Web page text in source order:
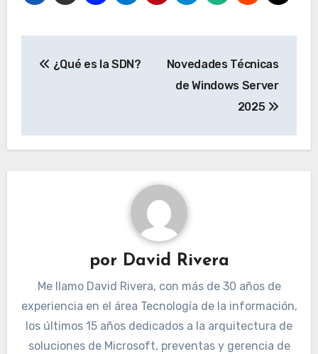
¿Qué es la SDN?
Novedades Técnicas
de Windows Server
2025
por David Rivera
Me llamo David Rivera, con más de 30 años de
experiencia en el área Tecnología de la información,
los últimos 15 años dedicados a la arquitectura de
soluciones de Microsoft, preventas y gerencia de